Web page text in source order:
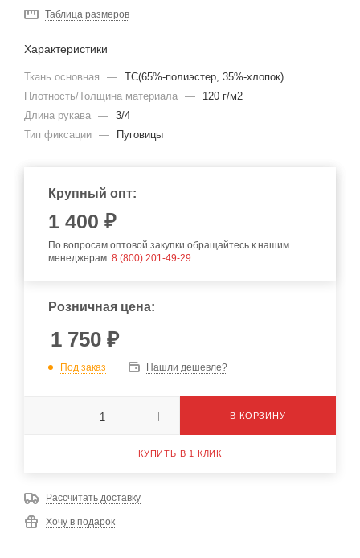
Таблица размеров
Характеристики
Ткань основная — TC(65%-полиэстер, 35%-хлопок)
Плотность/Толщина материала —
120 г/м2
Длина рукава — 3/4
Тип фиксации — Пуговицы
Крупный опт:
1 400 ₽
По вопросам оптовой закупки обращайтесь к нашим
менеджерам: 8 (800) 201-49-29
Розничная цена:
1 750 ₽
Под заказ Нашли дешевле?
В КОРЗИНУ
КУПИТЬ В 1 КЛИК
Рассчитать доставку
Хочу в подарок